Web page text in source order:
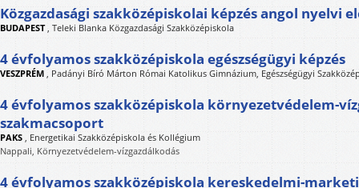
Közgazdasági szakközépiskolai képzés angol nyelvi
BUDAPEST, Teleki Blanka Közgazdasági Szakközépiskola
4 évfolyamos szakközépiskola egészségügyi képzés
VESZPRÉM , Padányi Bíró Márton Római Katolikus Gimnázium, Egészségügyi
4 évfolyamos szakközépiskola környezetvédelem-
szakmacsoport
PAKS , Energetikai Szakközépiskola és Kollégium
Nappali, Környezetvédelem-vízgazdálkodás
4 évfolyamos szakközépiskola kereskedelmi-